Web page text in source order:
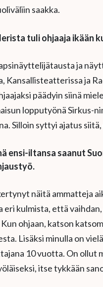
saakka.
tuli ohjaaja ikään
ja
Kansallisteatterissa ja
päädyin siinä
lopputyönä Sirkus-
Silloin syttyi ajatus
ensi-iltansa saanut
näitä ammatteja
eri kulmista, että
Kun ohjaan, katson
Lisäksi minulla on
10 vuotta. On ollut
itse tykkään